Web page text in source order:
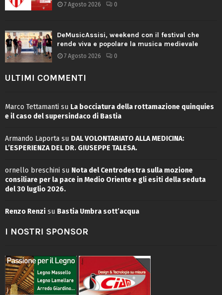
7 Agosto 2026 0
DeMusicAssisi, weekend con il festival che
rende viva e popolare la musica medievale
7 Agosto 2026 0
ULTIMI COMMENTI
Marco Tettamanti su La bocciatura della rottamazione quinquies
e il caso del supersindaco di Bastia
Armando Laporta su DAL VOLONTARIATO ALLA MEDICINA:
L’ESPERIENZA DEL DR. GIUSEPPE TALESA.
ornello breschini su Nota del Centrodestra sulla mozione
consiliare per la pace in Medio Oriente e gli esiti della seduta
del 30 luglio 2026.
Renzo Renzi su Bastia Umbra sott’acqua
I NOSTRI SPONSOR